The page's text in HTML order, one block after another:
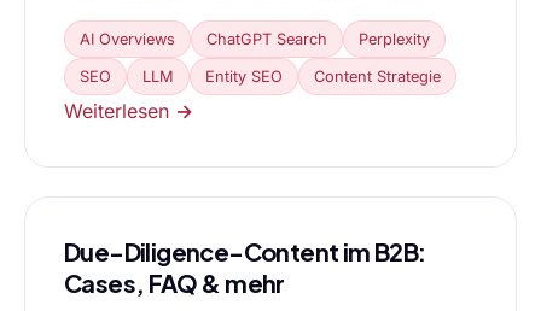
AI Overviews ChatGPT Search Perplexity
SEO LLM Entity SEO Content Strategie
Weiterlesen →
Due-Diligence-Content im B2B:
Cases, FAQ & mehr